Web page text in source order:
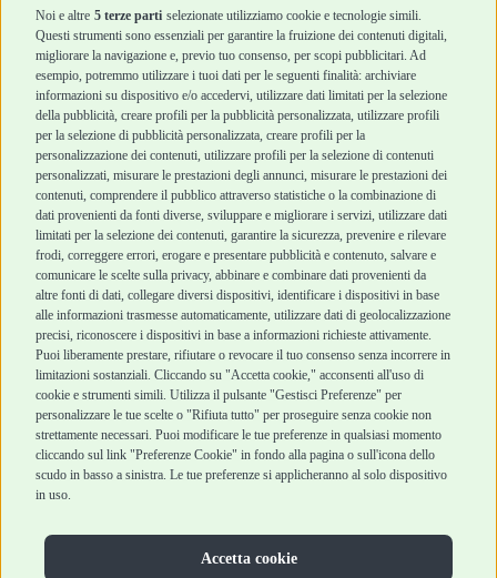
Noi e altre 5 terze parti selezionate utilizziamo cookie e tecnologie simili.
Questi strumenti sono essenziali per garantire la fruizione dei contenuti digitali,
migliorare la navigazione e, previo tuo consenso, per scopi pubblicitari. Ad
esempio, potremmo utilizzare i tuoi dati per le seguenti finalità: archiviare
informazioni su dispositivo e/o accedervi, utilizzare dati limitati per la selezione
della pubblicità, creare profili per la pubblicità personalizzata, utilizzare profili
per la selezione di pubblicità personalizzata, creare profili per la
personalizzazione dei contenuti, utilizzare profili per la selezione di contenuti
personalizzati, misurare le prestazioni degli annunci, misurare le prestazioni dei
contenuti, comprendere il pubblico attraverso statistiche o la combinazione di
dati provenienti da fonti diverse, sviluppare e migliorare i servizi, utilizzare dati
limitati per la selezione dei contenuti, garantire la sicurezza, prevenire e rilevare
frodi, correggere errori, erogare e presentare pubblicità e contenuto, salvare e
comunicare le scelte sulla privacy, abbinare e combinare dati provenienti da
altre fonti di dati, collegare diversi dispositivi, identificare i dispositivi in base
alle informazioni trasmesse automaticamente, utilizzare dati di geolocalizzazione
precisi, riconoscere i dispositivi in base a informazioni richieste attivamente.
Puoi liberamente prestare, rifiutare o revocare il tuo consenso senza incorrere in
limitazioni sostanziali. Cliccando su "Accetta cookie," acconsenti all'uso di
cookie e strumenti simili. Utilizza il pulsante "Gestisci Preferenze" per
personalizzare le tue scelte o "Rifiuta tutto" per proseguire senza cookie non
strettamente necessari. Puoi modificare le tue preferenze in qualsiasi momento
cliccando sul link "Preferenze Cookie" in fondo alla pagina o sull'icona dello
scudo in basso a sinistra. Le tue preferenze si applicheranno al solo dispositivo
in uso.
Accetta cookie
Accessori
Cani Mini
Top Quality
Accessori
Top Quality
Robinson Pet Shop
Chi siamo
Punti vendita
Marchi
Blog
Assistenza Robinson
Pet Shop
Offerte
Promozioni
Recensioni Feedaty
Acquisti sicuri
Termini e condizioni
di vendita
Cashback
Metodi di
pagamento
Recesso e Reso
Spedizioni
Robinson Pet Shop S.r.l.
Via V. Giovanni Schiaparelli, 21 – 47122 Forlì (FC)
P.iva 04095130409 | REA: FO 329541
info@robinsonpetshop.it | Tel. 0543 096850
Copyright © 2025 Robinsonpetshop.it s.r.l. – Tutti i diritti
Privacy Policy|Cookie Policy